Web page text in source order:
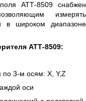
поля АТТ-8509 снабжен
измерять
в широком диапазоне
АТТ-8509:
по 3-м осям: X, Y,Z
оси